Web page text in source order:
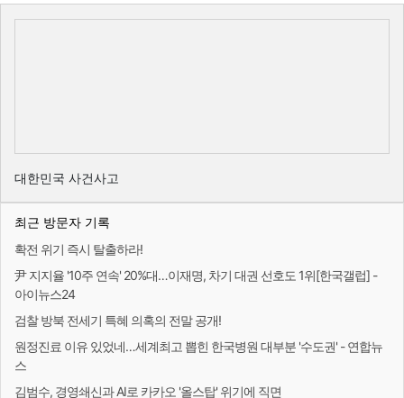
대한민국 사건사고
최근 방문자 기록
확전 위기 즉시 탈출하라!
尹 지지율 '10주 연속' 20%대…이재명, 차기 대권 선호도 1위[한국갤럽] -
아이뉴스24
검찰 방북 전세기 특혜 의혹의 전말 공개!
원정진료 이유 있었네…세계최고 뽑힌 한국병원 대부분 '수도권' - 연합뉴
스
김범수, 경영쇄신과 AI로 카카오 '올스탑' 위기에 직면